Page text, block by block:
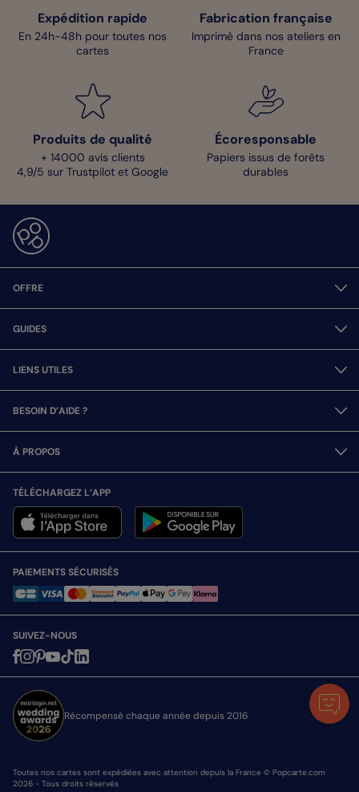
Expédition rapide
En 24h-48h pour toutes nos
cartes
Fabrication française
Imprimé dans nos ateliers en
France
Produits de qualité
+ 14000 avis clients
4,9/5 sur Trustpilot et Google
Écoresponsable
Papiers issus de forêts
durables
OFFRE
GUIDES
LIENS UTILES
BESOIN D’AIDE ?
À PROPOS
TÉLÉCHARGEZ L’APP
PAIEMENTS SÉCURISÉS
SUIVEZ-NOUS
Récompensé chaque année depuis 2016
Toutes nos cartes sont expédiées avec attention depuis la France © Popcarte.com
2026 - Tous droits réservés